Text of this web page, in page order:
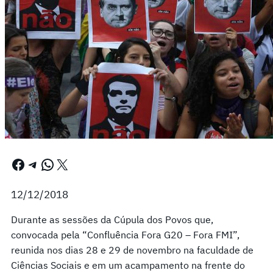
Facebook Telegram WhatsApp X
12/12/2018
Durante as sessões da Cúpula dos Povos que,
convocada pela “Confluência Fora G20 – Fora FMI”,
reunida nos dias 28 e 29 de novembro na faculdade de
Ciências Sociais e em um acampamento na frente do